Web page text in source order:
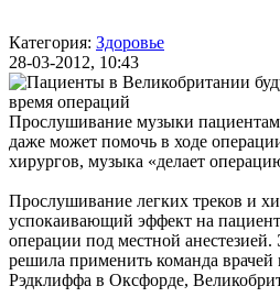
Категория: Здоровье
28-03-2012, 10:43
Прослушивание музыки
даже может помочь в ходе
хирургов, музыка «делает
Прослушивание легких треков и
успокаивающий эффект на
операции под местной анестезией.
решила применить команда
Рэдклиффа в Оксфорде,